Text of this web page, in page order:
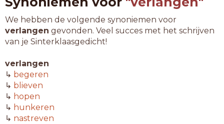
We hebben de volgende synoniemen voor
verlangen gevonden. Veel succes met het schrijven
van je Sinterklaasgedicht!
verlangen
↳ begeren
↳ blieven
↳ hopen
↳ hunkeren
↳ nastreven